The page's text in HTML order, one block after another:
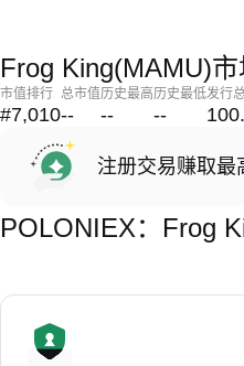
Frog King(MAMU)
市值排行
#7,010
总市值
--
历史最高
--
历史最低
--
发行
注册交易赚取最
POLONIEX：Frog